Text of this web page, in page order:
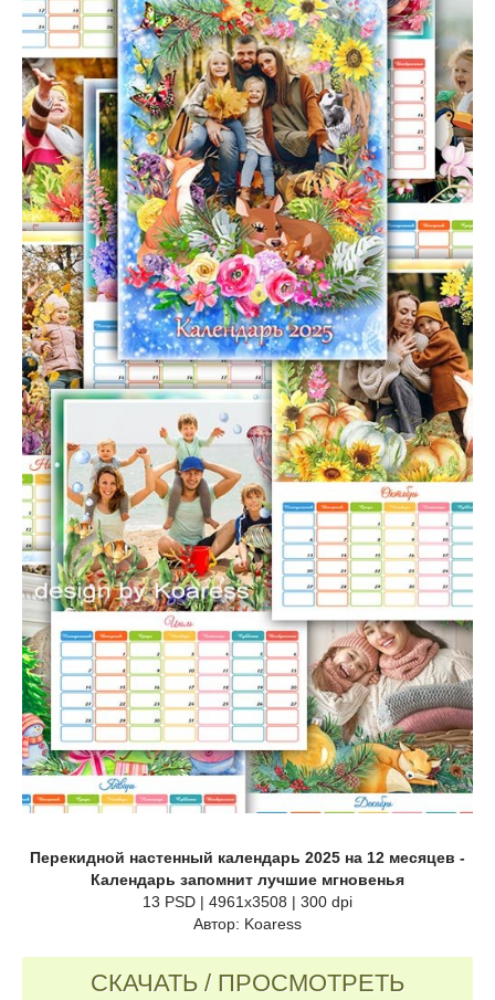
Перекидной настенный календарь 2025 на 12 месяцев -
Календарь запомнит лучшие мгновенья
13 PSD | 4961x3508 | 300 dpi
Автор: Koaress
СКАЧАТЬ / ПРОСМОТРЕТЬ